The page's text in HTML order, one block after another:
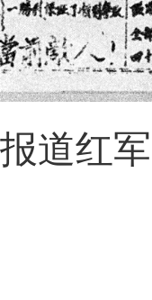
报道红